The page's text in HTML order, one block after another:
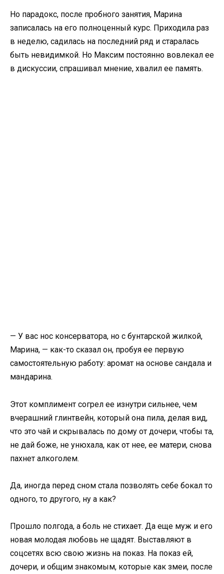
Но парадокс, после пробного занятия, Марина
записалась на его полноценный курс. Приходила раз
в неделю, садилась на последний ряд и старалась
быть невидимкой. Но Максим постоянно вовлекал ее
в дискуссии, спрашивал мнение, хвалил ее память.
— У вас нос консерватора, но с бунтарской жилкой,
Марина, — как-то сказал он, пробуя ее первую
самостоятельную работу: аромат на основе сандала и
мандарина.
Этот комплимент согрел ее изнутри сильнее, чем
вчерашний глинтвейн, который она пила, делая вид,
что это чай и скрывалась по дому от дочери, чтобы та,
не дай боже, не унюхала, как от нее, ее матери, снова
пахнет алкоголем.
Да, иногда перед сном стала позволять себе бокал то
одного, то другого, ну а как?
Прошло полгода, а боль не стихает. Да еще муж и его
новая молодая любовь не щадят. Выставляют в
соцсетях всю свою жизнь на показ. На показ ей,
дочери, и общим знакомым, которые как змеи, после